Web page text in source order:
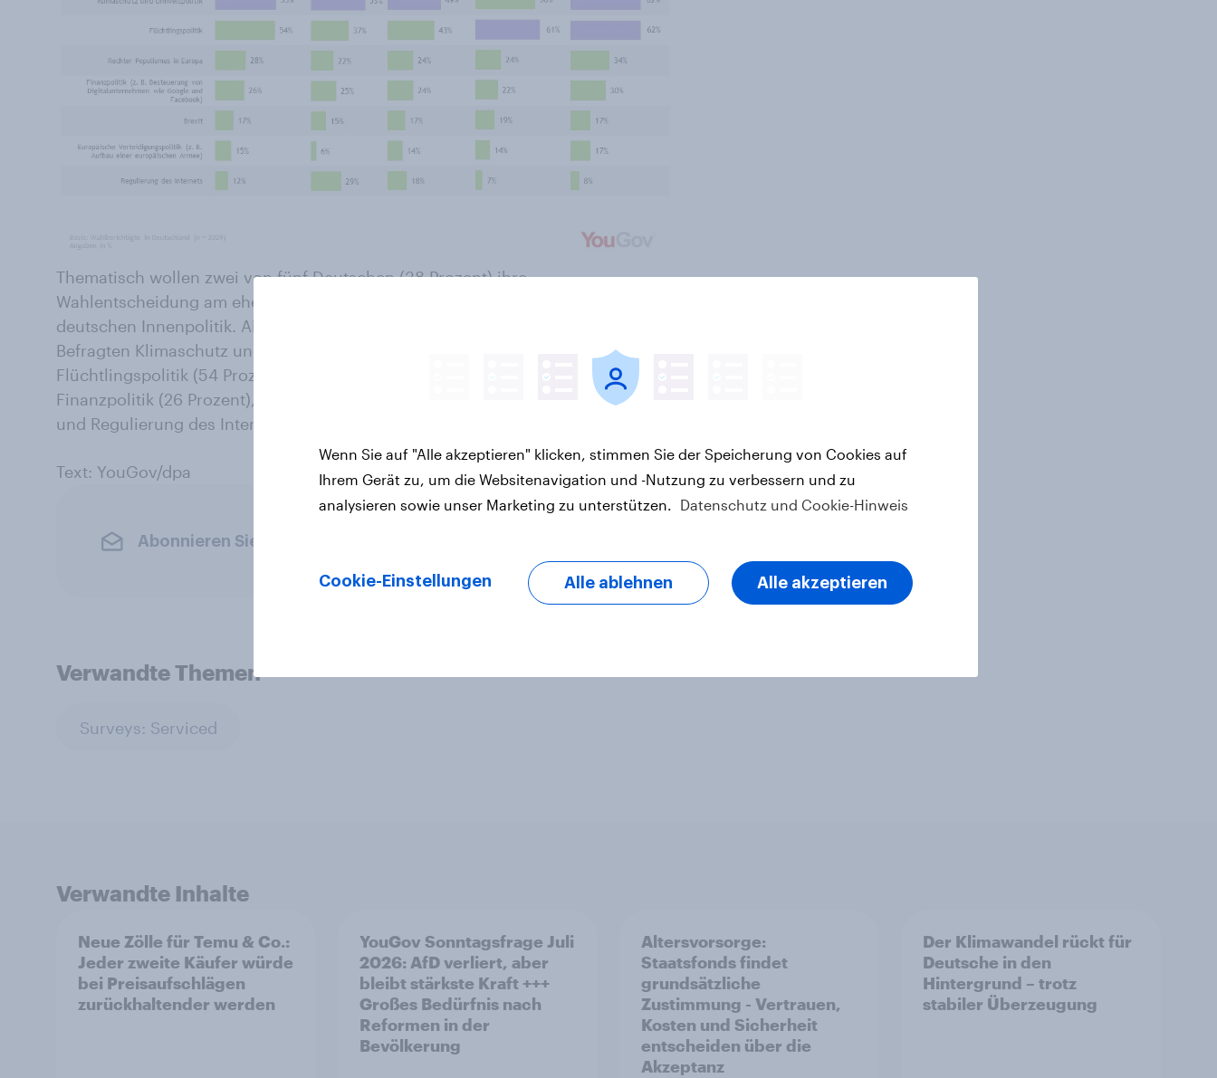
Thematisch wollen zwei von fünf Deutschen (38 Prozent) ihre
Wahlentscheidung am ehesten an der Europapolitik ausrichten, nur 27 an der
deutschen Innenpolitik. Als mit Abstand wichtigstes Thema wird von den
Befragten Klimaschutz und Umweltpolitik (55 Prozent) genannt, knapp vor der
Flüchtlingspolitik (54 Prozent). Dahinter folgen rechter Populismus (28 Prozent),
Finanzpolitik (26 Prozent), Brexit (17 Prozent), Verteidigungspolitik (15 Prozent)
und Regulierung des Internets (12 Prozent).
Text: YouGov/dpa
Abonnieren Sie den YouGov-Newsletter
Verwandte Themen
Surveys: Serviced
Verwandte Inhalte
Neue Zölle für Temu & Co.:
Jeder zweite Käufer würde
bei Preisaufschlägen
zurückhaltender werden
YouGov Sonntagsfrage Juli
2026: AfD verliert, aber
bleibt stärkste Kraft +++
Großes Bedürfnis nach
Reformen in der
Bevölkerung
Altersvorsorge:
Staatsfonds findet
grundsätzliche
Zustimmung - Vertrauen,
Kosten und Sicherheit
entscheiden über die
Akzeptanz
Der Klimawandel rückt für
Deutsche in den
Hintergrund – trotz
stabiler Überzeugung
Wenn Sie auf "Alle akzeptieren" klicken, stimmen Sie der Speicherung von Cookies auf
Ihrem Gerät zu, um die Websitenavigation und -Nutzung zu verbessern und zu
analysieren sowie unser Marketing zu unterstützen. Datenschutz und Cookie-Hinweis
Cookie-Einstellungen Alle ablehnen Alle akzeptieren